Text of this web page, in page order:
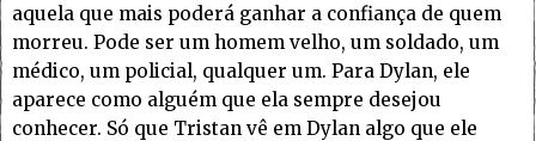
aquela que mais poderá ganhar a confiança de quem
morreu. Pode ser um homem velho, um soldado, um
médico, um policial, qualquer um. Para Dylan, ele
aparece como alguém que ela sempre desejou
conhecer. Só que Tristan vê em Dylan algo que ele